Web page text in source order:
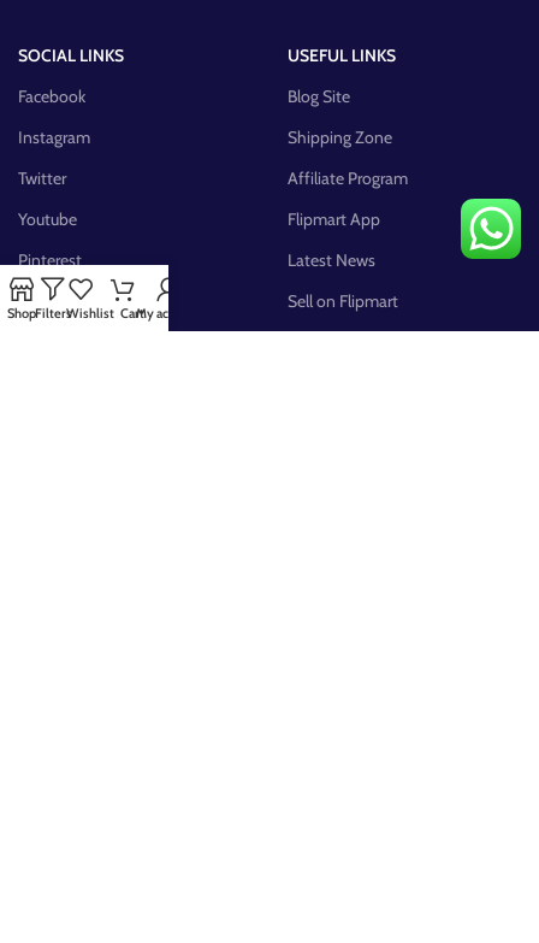
SOCIAL LINKS
Facebook
Instagram
Twitter
Youtube
Pinterest
FB Group
USEFUL LINKS
Blog Site
Shipping Zone
Affiliate Program
Flipmart App
Latest News
Sell on Flipmart
ShopFiltersWishlist CartMy account